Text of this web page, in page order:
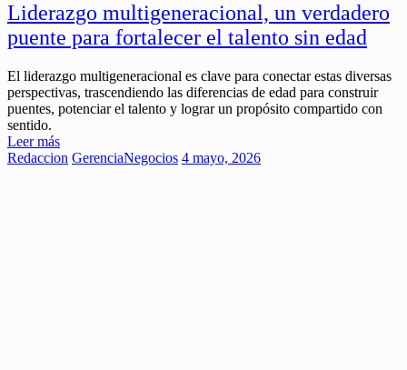
Liderazgo multigeneracional, un verdadero
puente para fortalecer el talento sin edad
El liderazgo multigeneracional es clave para conectar estas diversas
perspectivas, trascendiendo las diferencias de edad para construir
puentes, potenciar el talento y lograr un propósito compartido con
sentido.
Leer más
Redaccion GerenciaNegocios 4 mayo, 2026